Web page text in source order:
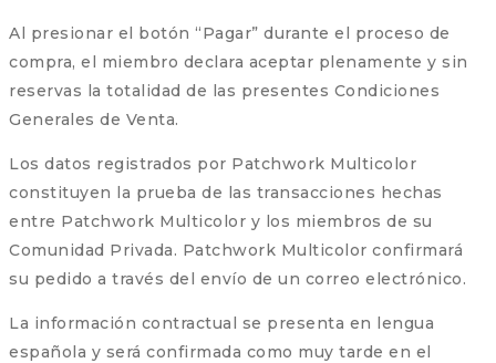
Al presionar el botón “Pagar” durante el proceso de
compra, el miembro declara aceptar plenamente y sin
reservas la totalidad de las presentes Condiciones
Generales de Venta.
Los datos registrados por Patchwork Multicolor
constituyen la prueba de las transacciones hechas
entre Patchwork Multicolor y los miembros de su
Comunidad Privada. Patchwork Multicolor confirmará
su pedido a través del envío de un correo electrónico.
La información contractual se presenta en lengua
española y será confirmada como muy tarde en el